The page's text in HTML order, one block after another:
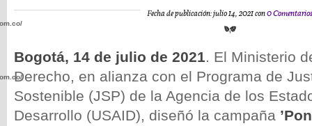
Fecha de publicación: julio 14, 2021 con0 Comentarios
Bogotá, 14 de julio de 2021. El Ministerio
Derecho, en alianza con el Programa de
Sostenible (JSP) de la Agencia de los
Desarrollo (USAID), diseñó la campaña
wp-
wp-